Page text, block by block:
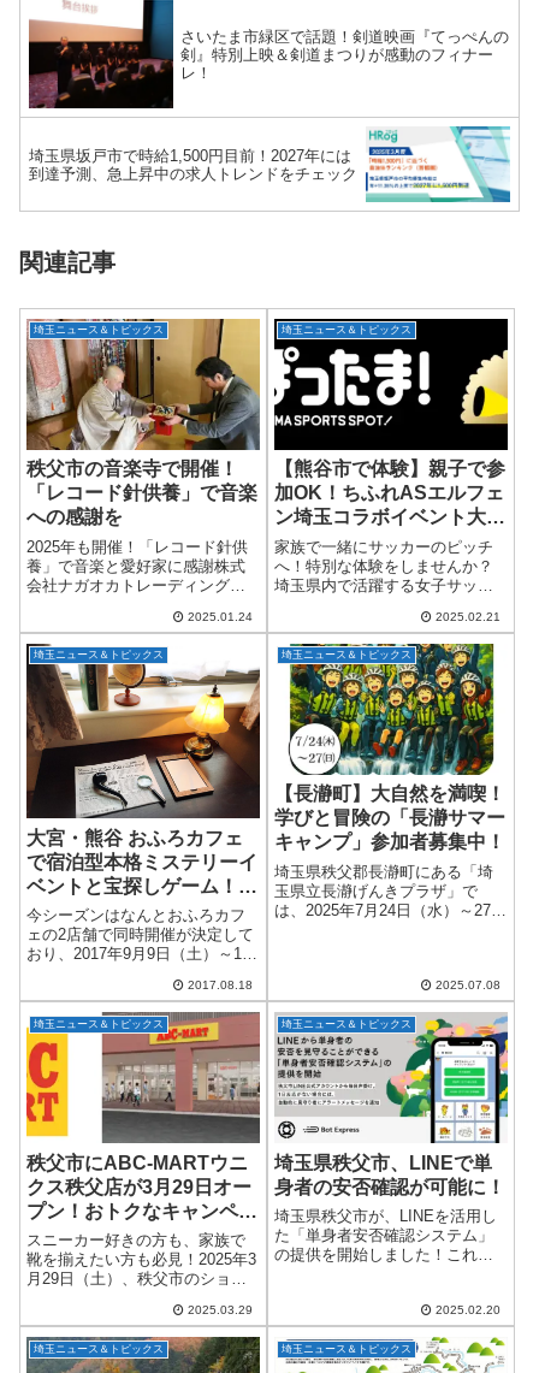
さいたま市緑区で話題！剣道映画『てっぺんの
剣』特別上映＆剣道まつりが感動のフィナー
レ！
埼玉県坂戸市で時給1,500円目前！2027年には
到達予測、急上昇中の求人トレンドをチェック
関連記事
埼玉ニュース＆トピックス
秩父市の音楽寺で開催！
「レコード針供養」で音楽
への感謝を
2025年も開催！「レコード針供
養」で音楽と愛好家に感謝株式
会社ナガオカトレーディング
県秩父市の音楽寺で「レコード
針供養」を開催します。このイ
ベントは、「レコード針の日」
（3月9日...
2025.01.24
埼玉ニュース＆トピックス
【熊谷市で体験】親子で参
加OK！ちふれASエルフェ
ン埼玉コラボイベント大集
合ワクワク企画！
家族で一緒にサッカーのピッチ
へ！特別な体験をしませんか？
埼玉県内で活躍する女子サッカ
埼玉が、3月8日（土）に熊谷ス
ポーツ文化公園陸上競技場で開
催するホームゲームで、なんと
選手と一緒に入場...
2025.02.21
埼玉ニュース＆トピックス
大宮・熊谷 おふろカフェ
で宿泊型本格ミステリーイ
ベントと宝探しゲーム！ハ
ロウィン限定メニューも登
場！
今シーズンはなんとおふろカフ
ェの2店舗で同時開催が決定して
おり、2017年9月9日（土）～11
となるおふろミステリー4「追憶
の街角 ～狙われた探偵ルーム
～」が大宮にある「おふろcafé...
2017.08.18
埼玉ニュース＆トピックス
【長瀞町】大自然を満喫！
学びと冒険の「長瀞サマー
キャンプ」参加者募集中！
埼玉県秩父郡長瀞町にある「埼
玉県立長瀞げんきプラザ」で
は、2025年7月24日（水）～27日
マーキャンプ』を開催します！
大自然の中...
2025.07.08
埼玉ニュース＆トピックス
秩父市にABC-MARTウニ
クス秩父店が3月29日オー
プン！おトクなキャンペー
ンも見逃せない
スニーカー好きの方も、家族で
靴を揃えたい方も必見！2025年3
月29日（土）、秩父市のショッ
の1Fフロアに、あの人気シュー
ズショップ「ABC-MART」が新
たにグランドオープンします。
2025.03.29
埼玉ニュース＆トピックス
埼玉県秩父市、LINEで単
身者の安否確認が可能に！
埼玉県秩父市が、LINEを活用し
た「単身者安否確認システム」
の提供を開始しました！これ
には家族や見守り者へ自動で通
知が送られる便利なシステムで
す。LINEから簡...
2025.02.20
埼玉ニュース＆トピックス 埼玉ニュース＆トピックス